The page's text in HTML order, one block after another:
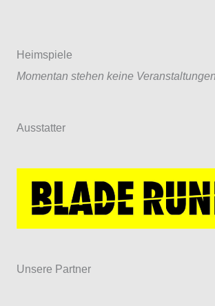
Heimspiele
Momentan stehen keine
Ausstatter
Unsere Partner